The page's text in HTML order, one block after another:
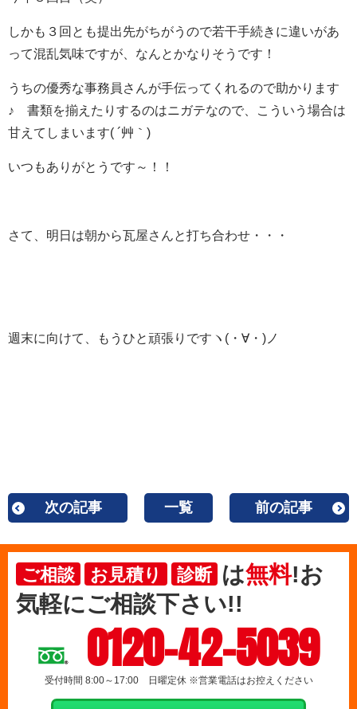
しかも３回とも提出先がちがうので若干手続きに違いがあ
って混乱気味ですが、なんとかなりそうです！
うちの優秀な事務員さんが手伝ってくれるので助かります
♪ 書類を揃えたりするのはニガテなので、こういう場合は
甘えてしまいます( ´艸｀)
いつもありがとうです～！！
さて、明日は朝から瓦屋さんと打ち合わせ・・・
週末に向けて、もうひと頑張りですヽ(・∀・)ノ
次の記事 一覧 前の記事
ご相談 お見積り 診断 は無料!お
気軽にご相談下さい!!
0120-42-5039
受付時間 8:00～17:00 日曜定休 ※営業電話はお控えください